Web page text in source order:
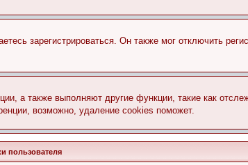
зарегистрироваться. Он также мог отключить
а также выполняют другие функции, такие как
возможно, удаление cookies поможет.
пользователя